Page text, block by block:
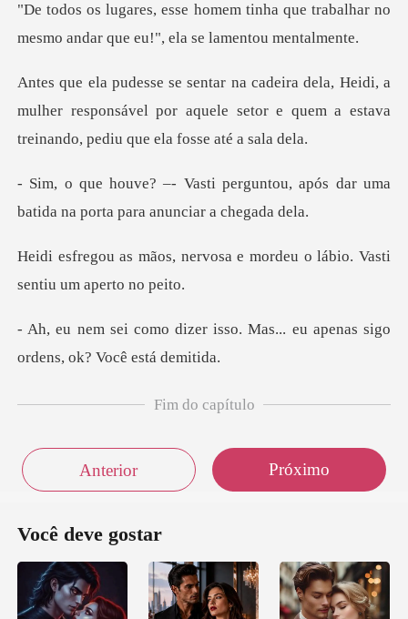
nha que trabalhar no
mesmo andar qu
di, a
mulher responsável por aquele setor e quem a e
guntou, após dar uma
batida na p
vosa e mordeu o lábio. Vast
sso. Mas... eu apenas sigo
or
Fim do capítulo
Anterior Próximo
Você deve gostar